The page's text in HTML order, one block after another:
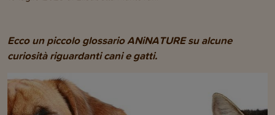
Ecco un piccolo glossario ANiNATURE su alcune
curiosità riguardanti cani e gatti.